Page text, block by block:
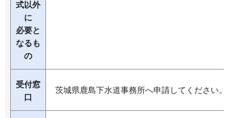
式以外
に
必要と
なるも
の
受付窓
口
茨城県鹿島下水道事務所へ申請してください。